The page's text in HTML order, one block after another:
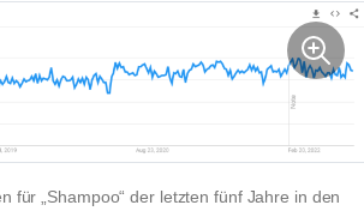
für „Shampoo“ der letzten fünf Jahre in den